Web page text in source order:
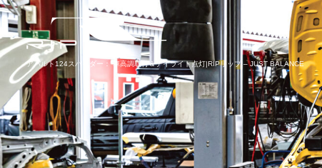
アバルト124スパイダー： 車高調取付＆デイライト点灯|RIPリップ – JUST BALANCE